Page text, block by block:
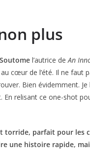
plus
l’autrice deAn
cœur de l’été. Il ne faut
Bien évidemment. Je
relisant ce one-shot
torride, parfait pour les
une histoire rapide,